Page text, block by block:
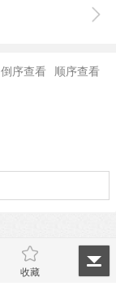
顺序查看
倒序查看
收藏